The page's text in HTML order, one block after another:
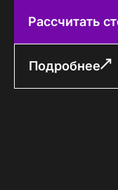
Рассчитать
Подробнее